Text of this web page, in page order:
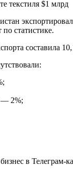
статистике.
составила
— 2%;
в Телеграм-